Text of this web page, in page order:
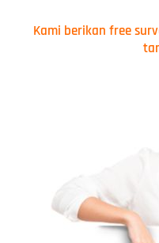
Kami berikan free